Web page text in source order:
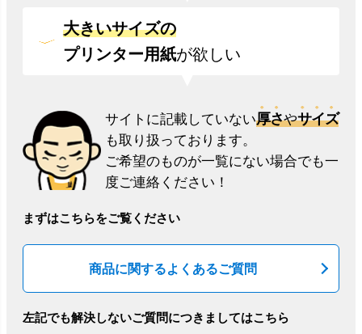
大きいサイズの
プリンター用紙が欲しい
サイトに記載していない厚さやサイズ
も取り扱っております。
ご希望のものが一覧にない場合でも一
度ご連絡ください！
まずはこちらをご覧ください
商品に関するよくあるご質問
左記でも解決しないご質問につきましてはこちら